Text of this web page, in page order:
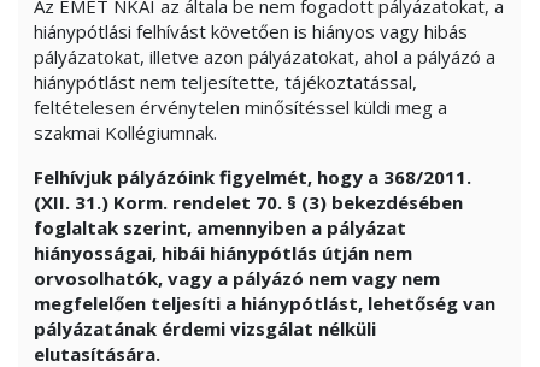
Az EMET NKAI az általa be nem fogadott pályázatokat, a
hiánypótlási felhívást követően is hiányos vagy hibás
pályázatokat, illetve azon pályázatokat, ahol a pályázó a
hiánypótlást nem teljesítette, tájékoztatással,
feltételesen érvénytelen minősítéssel küldi meg a
szakmai Kollégiumnak.
Felhívjuk pályázóink figyelmét, hogy a 368/2011.
(XII. 31.) Korm. rendelet 70. § (3) bekezdésében
foglaltak szerint, amennyiben a pályázat
hiányosságai, hibái hiánypótlás útján nem
orvosolhatók, vagy a pályázó nem vagy nem
megfelelően teljesíti a hiánypótlást, lehetőség van
pályázatának érdemi vizsgálat nélküli
elutasítására.